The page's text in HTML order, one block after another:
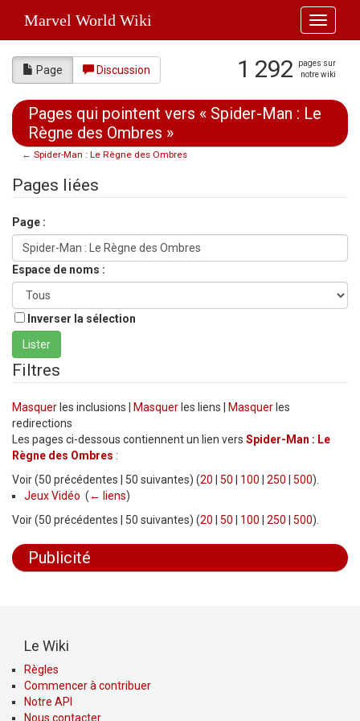
Toggle
Marvel World Wiki
Page Discussion 1 292
pages sur
notre wiki
Pages qui pointent vers « Spider-Man : Le
Règne des Ombres »
← Spider-Man : Le Règne des Ombres
Pages liées
Page :
Espace de noms :
Inverser la sélection
Filtres
Masquer les inclusions | Masquer les liens | Masquer les
redirections
Les pages ci-dessous contiennent un lien vers Spider-Man : Le
Règne des Ombres :
Voir (50 précédentes | 50 suivantes) (20 50 100 250 500).
Jeux Vidéo ( ← liens)
Voir (50 précédentes | 50 suivantes) (20 50 100 250 500).
Publicité
Le Wiki
Règles
Commencer à contribuer
Notre API
Nous contacter